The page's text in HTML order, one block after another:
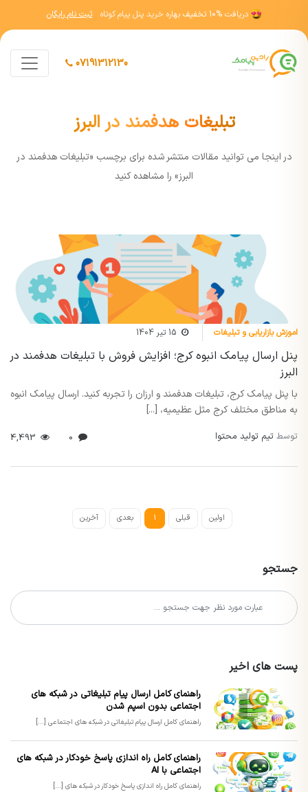
دریافت 10% تخفیف بهاره خرید پنل پیام کوتاه ثبت نام رایگان
07191312130
تبلیغات هدفمند در البرز
در اينجا مي توانيد مقالات منتشر شده برای برچسب «تبلیغات هدفمند در
البرز» را مشاهده کنيد
اموزش بازاریابی و تبلیغات 15 تیر 1404
پنل ارسال پیامک انبوه کرج؛ افزایش فروش با تبلیغات هدفمند در
البرز
با پنل پیامک کرج، تبلیغات هدفمند و ارزان را تجربه کنید. ارسال پیامک انبوه
به مناطق مختلف کرج مثل عظیمیه، [...]
توسط تیم تولید محتوا
اولین قبلی 1 بعدی آخرین
جستجو
پست های اخیر
راهنمای کامل ارسال پیام تبلیغاتی در شبکه های
اجتماعی بدون اسپم شدن
راهنمای کامل ارسال پیام تبلیغاتی در شبکه های اجتماعی [...]
راهنمای کامل راه اندازی پاسخ خودکار در شبکه های
اجتماعی با AI
راهنمای کامل راه اندازی پاسخ خودکار در شبکه های [...]